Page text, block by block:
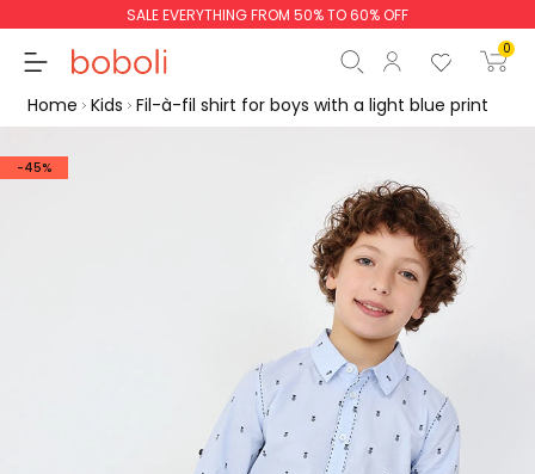
SALE EVERYTHING FROM 50% TO 60% OFF
0
€0.00
Start order
Home Kids Fil-à-fil shirt for boys with a light blue print
-45%